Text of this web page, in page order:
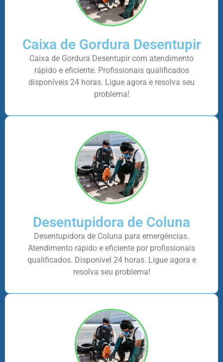
Caixa de Gordura Desentupir
Caixa de Gordura Desentupir com atendimento
rápido e eficiente. Profissionais qualificados
disponíveis 24 horas. Ligue agora e resolva seu
problema!
Desentupidora de Coluna
Desentupidora de Coluna para emergências.
Atendimento rápido e eficiente por profissionais
qualificados. Disponível 24 horas. Ligue agora e
resolva seu problema!